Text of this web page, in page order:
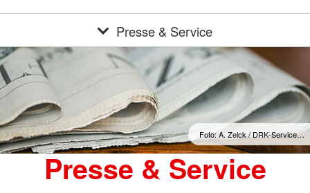
Presse & Service
Foto: A. Zelck / DRK-Service…
Presse & Service